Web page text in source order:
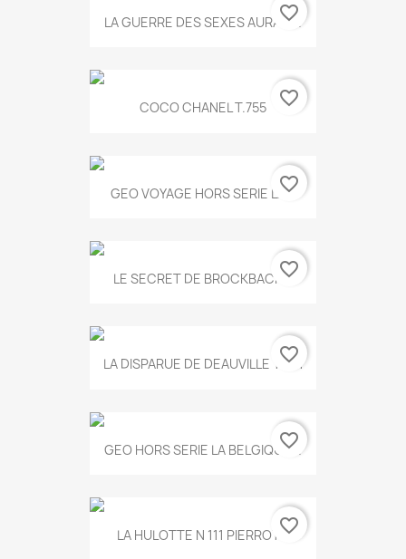
LA GUERRE DES SEXES AURA T...
favorite_border
COCO CHANEL T.755 favorite_border
GEO VOYAGE HORS SERIE LA...
favorite_border
LE SECRET DE BROCKBACK...
favorite_border
LA DISPARUE DE DEAUVILLE T.551
favorite_border
GEO HORS SERIE LA BELGIQUE...
favorite_border
LA HULOTTE N 111 PIERROT...favorite_border